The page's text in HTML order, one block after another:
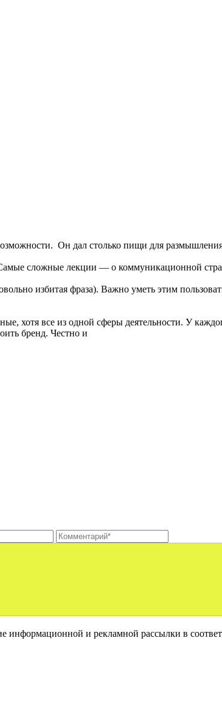
Он дал столько пищи для
сложные лекции — о коммуникационной
избитая фраза). Важно уметь этим
хотя все из одной сферы деятельности. У
бренд. Честно и
информационной и рекламной рассылки в